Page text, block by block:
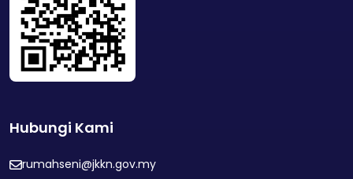
Hubungi Kami
rumahseni@jkkn.gov.my